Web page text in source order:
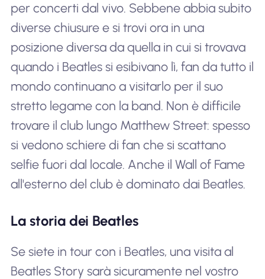
per concerti dal vivo. Sebbene abbia subito
diverse chiusure e si trovi ora in una
posizione diversa da quella in cui si trovava
quando i Beatles si esibivano lì, fan da tutto il
mondo continuano a visitarlo per il suo
stretto legame con la band. Non è difficile
trovare il club lungo Matthew Street: spesso
si vedono schiere di fan che si scattano
selfie fuori dal locale. Anche il Wall of Fame
all'esterno del club è dominato dai Beatles.
La storia dei Beatles
Se siete in tour con i Beatles, una visita al
Beatles Story sarà sicuramente nel vostro